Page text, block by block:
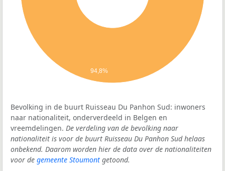
94,8%
Bevolking in de buurt Ruisseau Du Panhon Sud: inwoners
naar nationaliteit, onderverdeeld in Belgen en
vreemdelingen. De verdeling van de bevolking naar
nationaliteit is voor de buurt Ruisseau Du Panhon Sud helaas
onbekend. Daarom worden hier de data over de nationaliteiten
voor de gemeente Stoumont getoond.